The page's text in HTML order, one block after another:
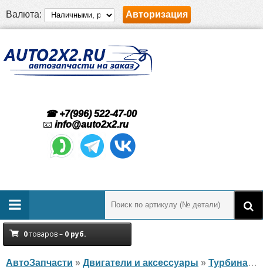
Валюта: Авторизация
☎ +7(996) 522-47-00
📧 info@auto2x2.ru
0товаров – 0 руб.
АвтоЗапчасти » Двигатели и аксессуары » Турбина / Турбокомпрессор